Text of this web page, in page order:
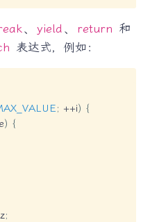
、 yield 、 return 和
表达式，例如：
; ++i) {
) {
z;